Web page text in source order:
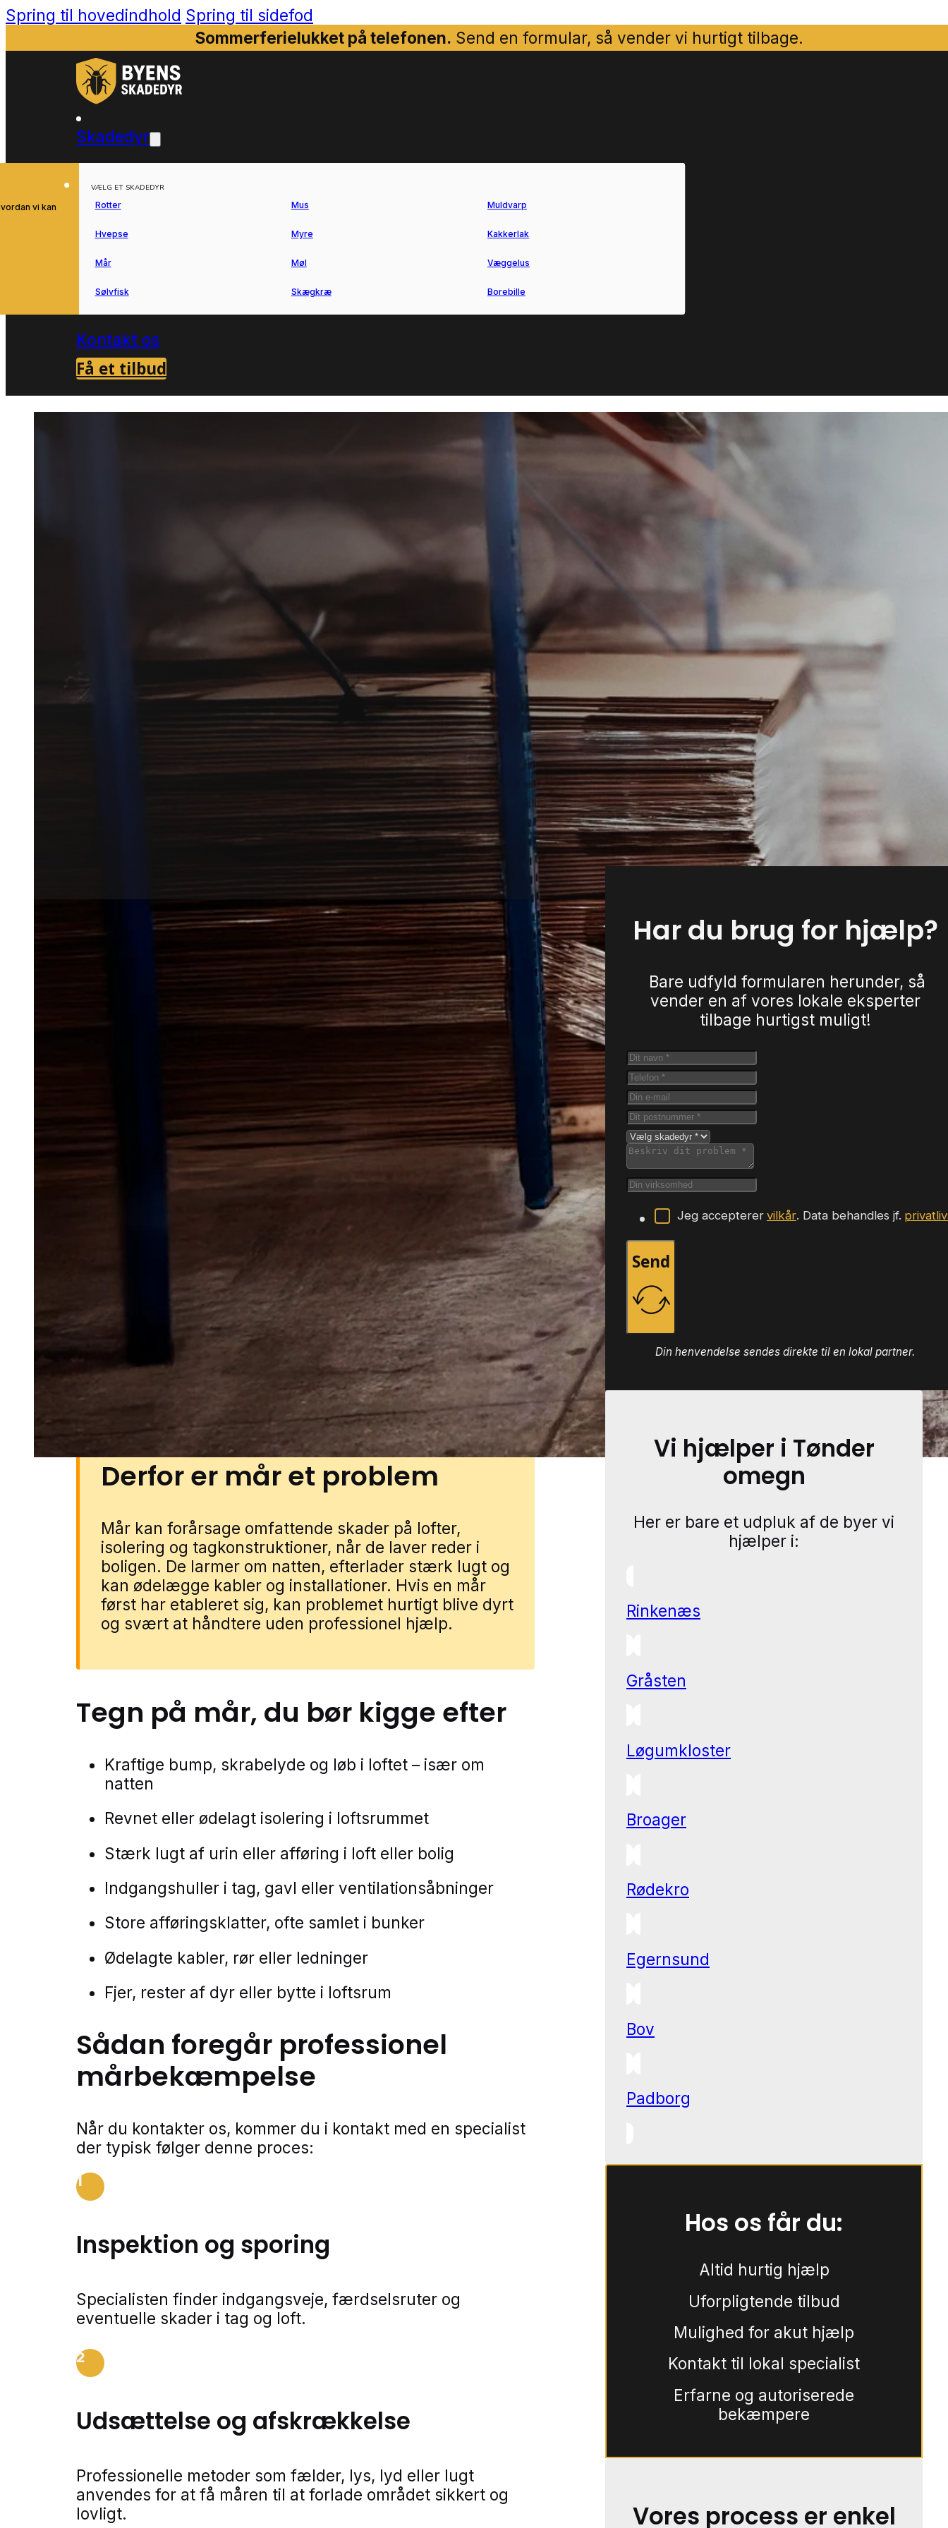
Spring til hovedindhold Spring til sidefod
Sommerferielukket på telefonen. Send en formular, så vender vi hurtigt tilbage.
Skadedyr
vi kan
VÆLG ET SKADEDYR
Rotter Mus Muldvarp
Hvepse Myre Kakkerlak
Mår Møl Væggelus
Sølvfisk Skægkræ Borebille
Kontakt os
Få et tilbud
Mårbekæmpelse i
Tønder
Effektiv mårbekæmpelse i Tønder uden besvær for dig som boligejer.
Vi forbinder dig med erfarne lokale skadedyrsteknikere, der hurtigt kan
vurdere og håndtere din mårsag sikkert.
Lokal bekæmpelse af
Mår kan være en stor gene omkring boliger, hvor de ofte
søger ly tæt på mennesker. De kan lave skader på isolering
og efterlade spor, der både lugter og irriterer i hverdagen. I
et område med blandede boligtyper er det vigtigt hurtigt at
reagere, hvis man mistænker aktivitet, så både bygning og
I Tønder ligger der både ældre boligkvarterer og nyere
parcelhusområder side om side, ofte med haver, hække og
små grønne strøg imellem husene. Mindre bygninger som
skure, garager og udhuse kan også give gode skjulesteder,
ligesom rolige og lukkede villaveje kan gøre det svært at
opdage problemet i tide. Du kan få mårhjælp i Tønder
gennem vores lokale partnere. Udfyld blot formularen, så
forbinder vi dig med en lokal specialist, der kender de
typiske forhold i området.
Derfor er mår et problem
Mår kan forårsage omfattende skader på lofter,
isolering og tagkonstruktioner, når de laver reder i
boligen. De larmer om natten, efterlader stærk lugt og
kan ødelægge kabler og installationer. Hvis en mår
først har etableret sig, kan problemet hurtigt blive dyrt
og svært at håndtere uden professionel hjælp.
Tegn på mår, du bør kigge efter
Kraftige bump, skrabelyde og løb i loftet – især om
natten
Revnet eller ødelagt isolering i loftsrummet
Stærk lugt af urin eller afføring i loft eller bolig
Indgangshuller i tag, gavl eller ventilationsåbninger
Store afføringsklatter, ofte samlet i bunker
Ødelagte kabler, rør eller ledninger
Fjer, rester af dyr eller bytte i loftsrum
Sådan foregår professionel
mårbekæmpelse
Når du kontakter os, kommer du i kontakt med en specialist
der typisk følger denne proces:
1
Inspektion og sporing
Specialisten finder indgangsveje, færdselsruter og
eventuelle skader i tag og loft.
2
Udsættelse og afskrækkelse
Professionelle metoder som fælder, lys, lyd eller lugt
anvendes for at få måren til at forlade området sikkert og
lovligt.
Har du brug for hjælp?
Bare udfyld formularen herunder, så
vender en af vores lokale eksperter
tilbage hurtigst muligt!
Jeg accepterer vilkår. Data behandles jf.
Send
Din henvendelse sendes direkte til en lokal partner.
Vi hjælper i Tønder
omegn
Her er bare et udpluk af de byer vi
hjælper i:
Rinkenæs
Gråsten
Løgumkloster
Broager
Rødekro
Egernsund
Bov
Padborg
Hos os får du:
Altid hurtig hjælp
Uforpligtende tilbud
Mulighed for akut hjælp
Kontakt til lokal specialist
Erfarne og autoriserede
bekæmpere
Vores process er enkel